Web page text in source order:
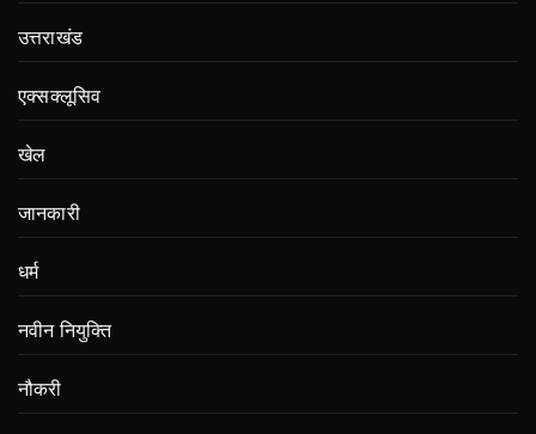
उत्तराखंड
एक्सक्लूसिव
खेल
जानकारी
धर्म
नवीन नियुक्ति
नौकरी